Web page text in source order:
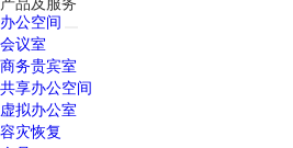
产品及服务
办公空间
会议室
商务贵宾室
共享办公空间
虚拟办公室
容灾恢复